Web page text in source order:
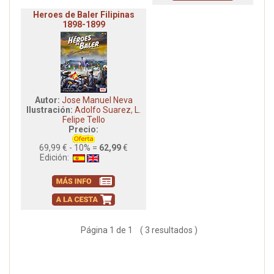
Heroes de Baler Filipinas
1898-1899
Autor: Jose Manuel Neva
Ilustración: Adolfo Suarez, L.
Felipe Tello
Precio:
69,99 € - 10% = 62,99€
Edición:
Página 1 de 1 ( 3 resultados )